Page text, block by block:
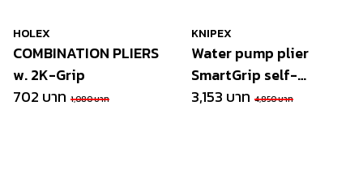
HOLEX
COMBINATION PLIERS
w. 2K-Grip
702 บาท 1,080 บาท
KNIPEX
Water pump plier
SmartGrip self-
regulat.
3,153 บาท 4,850 บาท